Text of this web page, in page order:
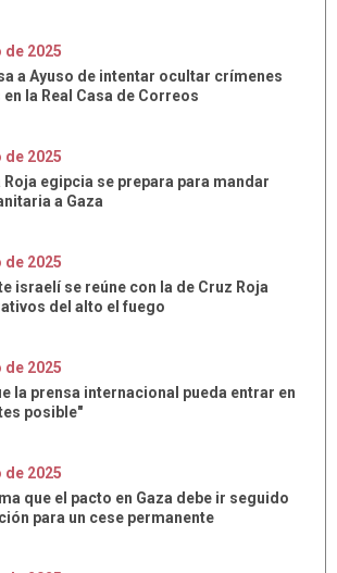
de 2025
a Ayuso de intentar ocultar crímenes
la Real Casa de Correos
de 2025
Roja egipcia se prepara para mandar
a Gaza
de 2025
israelí se reúne con la de Cruz Roja
del alto el fuego
de 2025
la prensa internacional pueda entrar en
posible"
de 2025
que el pacto en Gaza debe ir seguido
para un cese permanente